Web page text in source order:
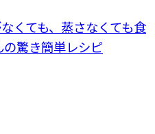
くても、蒸さなくても食
驚き簡単レシピ